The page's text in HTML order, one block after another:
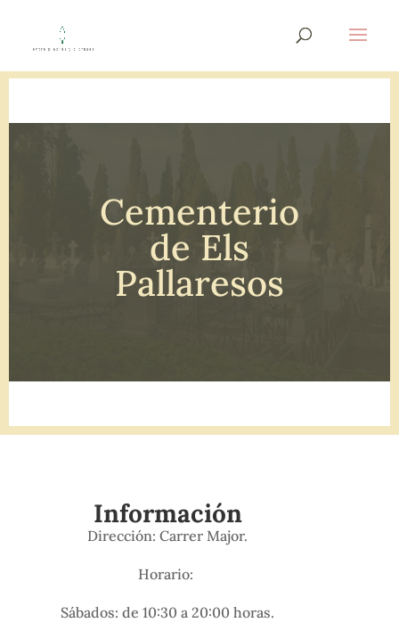
Cementerio
de Els
Pallaresos
Información
Dirección: Carrer Major.
Horario:
Sábados: de 10:30 a 20:00 horas.